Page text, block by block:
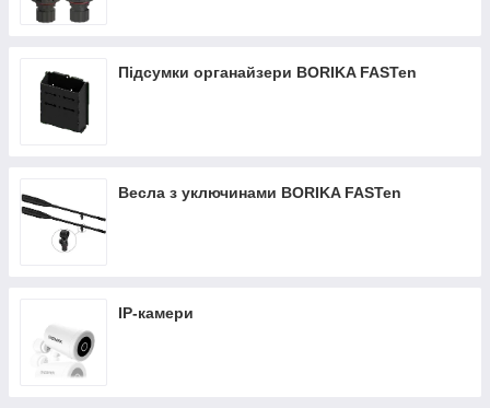
Підсумки органайзери BORIKA FASTen
Весла з уключинами BORIKA FASTen
IP-камери